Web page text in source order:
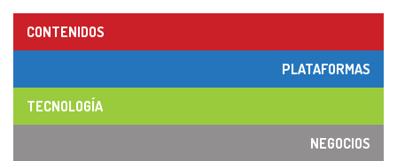
CONTENIDOS
PLATAFORMAS
TECNOLOGÍA
NEGOCIOS